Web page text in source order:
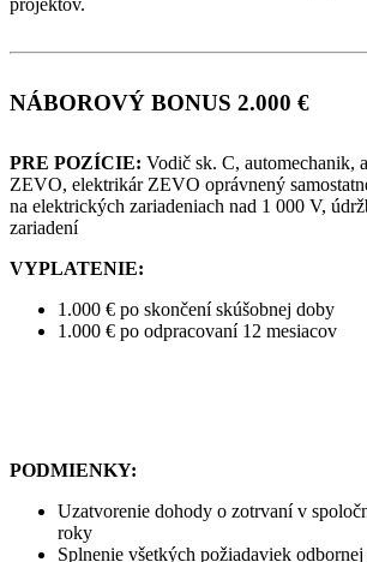
projektov.
NÁBOROVÝ BONUS 2.000 €
PRE POZÍCIE: Vodič sk. C, automechanik,
ZEVO, elektrikár ZEVO oprávnený
na elektrických zariadeniach nad 1 000 V,
zariadení
VYPLATENIE:
1.000 € po skončení skúšobnej doby
1.000 € po odpracovaní 12 mesiacov
PODMIENKY:
Uzatvorenie dohody o zotrvaní v
roky
Splnenie všetkých požiadaviek